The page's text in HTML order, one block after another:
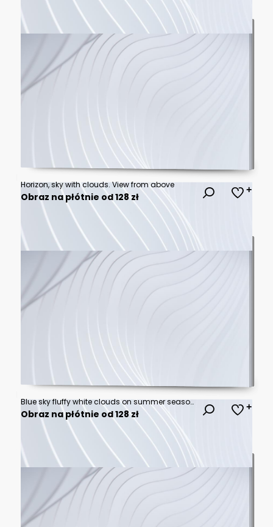
Horizon, sky with clouds. View from above
Obraz na płótnie od 128 zł
Blue sky fluffy white clouds on summer season bright clear skyline with beautiful cloudscape. Panorama blue sky clouds pattern on daylight with copy space. Cumulus cloudscape air climate sunny day
Obraz na płótnie od 128 zł